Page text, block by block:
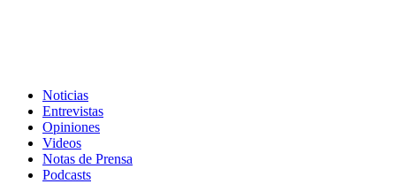
Noticias
Entrevistas
Opiniones
Videos
Notas de Prensa
Podcasts